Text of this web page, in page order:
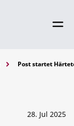
Post startet
28. Jul 2025